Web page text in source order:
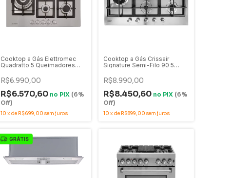
Cooktop a Gás Elettromec
Quadratto 5 Queimadores
75-XQ-3ZEA
R$6.990,00
R$6.570,60 no PIX (6%
Off)
10 xde R$699,00 sem juros
Cooktop a Gás Crissair
Signature Semi-Filo 90 5
Lateral Inox 90cm - CCP 900
R$8.990,00
R$8.450,60 no PIX (6%
Off)
10 xde R$899,00 sem juros
GRÁTIS